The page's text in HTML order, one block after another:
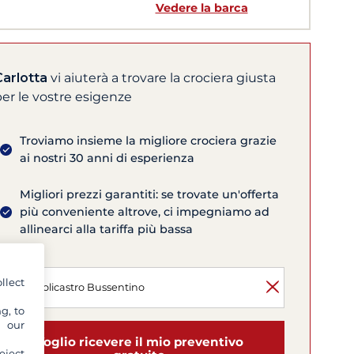
Vedere la barca
vi aiuterà a trovare la crociera giusta
le vostre esigenze
Troviamo insieme la migliore crociera grazie
ai nostri 30 anni di esperienza
Migliori prezzi garantiti: se trovate un'offerta
più conveniente altrove, ci impegniamo ad
allinearci alla tariffa più bassa
Voglio ricevere il mio preventivo
to
our